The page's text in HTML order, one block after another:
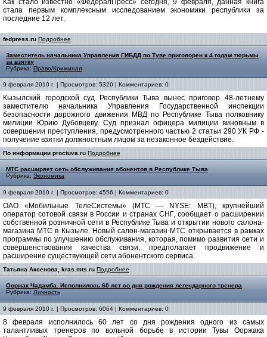
Как стало известно «ФедералПресс» сегодня, 9 февраля, данная книга
стала первым комплексным исследованием экономики республики за
последние 12 лет.
fedpress.ru Подробнее
Заместитель начальника Управления ГИБДД по Туве приговорен к 4 годам тюрьмы
за взятку
Рубрика: Право/Криминал
9 февраля 2010 г. | Просмотров: 5320 | Комментариев: 0
Кызылский городской суд Республики Тыва вынес приговор 48-летнему
заместителю начальника Управления Государственной инспекции
безопасности дорожного движения МВД по Республике Тыва полковнику
милиции Юрию Дубовцеву. Суд признал офицера милиции виновным в
совершении преступления, предусмотренного частью 2 статьи 290 УК РФ -
получение взятки должностным лицом за незаконное бездействие.
По информации proctuva.ru Подробнее
МТС расширяет сеть обслуживания абонентов в Республике Тыва
Рубрика: Экономика
9 февраля 2010 г. | Просмотров: 4556 | Комментариев: 0
ОАО «Мобильные ТелеСистемы» (МТС — NYSE: MBT), крупнейший
оператор сотовой связи в России и странах СНГ, сообщает о расширении
собственной розничной сети в Республике Тыва и открытии нового салона-
магазина МТС в Кызыле. Новый салон-магазин МТС открывается в рамках
программы по улучшению обслуживания, которая, помимо развития сети и
совершенствования качества связи, предполагает продвижение и
расширение существующей сети абонентского сервиса.
Татьяна Аксенова, kras.mts.ru Подробнее
Ооржак Чадамба. Исполнилось 60 лет со дня рождения легендарного тренера
Рубрика: Личность
9 февраля 2010 г. | Просмотров: 6064 | Комментариев: 0
8 февраля исполнилось 60 лет со дня рождения одного из самых
талантливых тренеров по вольной борьбе в истории Тувы Ооржака